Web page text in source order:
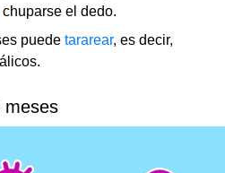
chuparse el dedo.
puede tararear, es decir,
meses